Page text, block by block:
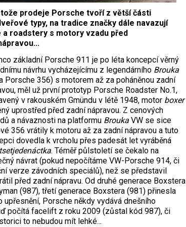
prodeje Porsche tvoří z větší části
typy, na tradice značky dále navazují
a roadstery s motory vzadu před
základní Porsche 911 je po léta koncepcí věrný
návrhu vycházejícímu z legendárního Brouka
Porsche 356) s motorem až za poháněnou zadní
měl už první prototyp Porsche Roadster No.1,
v rakouském Gmündu v létě 1948, motor boxer
uprostřed před zadní nápravou. Z cenových
a návaznosti na platformu Brouka VW se sice
356 vrátily k motoru až za zadní nápravou a tuto
dovedla k vrcholu přes padesát let vyráběná
. Téměř půlstoletí se čekalo na
návrat (pokud nepočítáme VW-Porsche 914, či
verze závodních speciálů), než se představil
před zadní nápravu. Od druhé generace Boxstera
(987), třetí generace Boxstera (981) přinesla
upřesnění, Porsche někdy vydává dnešního
počítá facelift z roku 2009 (zůstal kód 987), či
to nebudou mít lehké...